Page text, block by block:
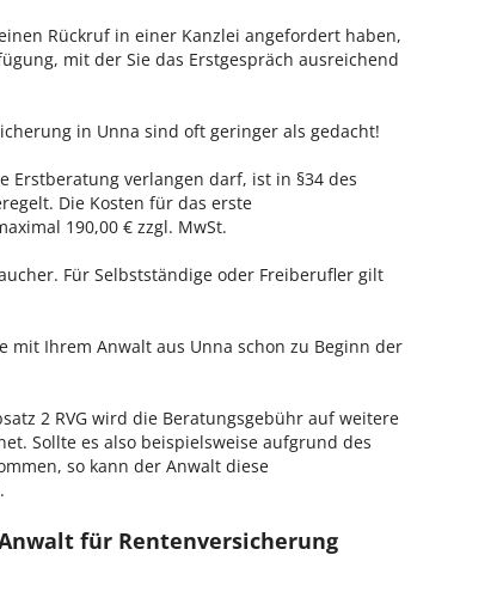
Rückruf in einer Kanzlei angefordert haben,
mit der Sie das Erstgespräch ausreichend
in Unna sind oft geringer als gedacht!
Erstberatung verlangen darf, ist in §34 des
Die Kosten für das erste
190,00 € zzgl. MwSt.
Für Selbstständige oder Freiberufler gilt
mit Ihrem Anwalt aus Unna schon zu Beginn der
2 RVG wird die Beratungsgebühr auf weitere
Sollte es also beispielsweise aufgrund des
so kann der Anwalt diese
für Rentenversicherung